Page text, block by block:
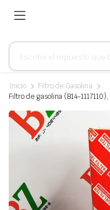
Búsqueda
productos
Inicio
Filtro de Gasolina
Filtro de gasolina (B14-